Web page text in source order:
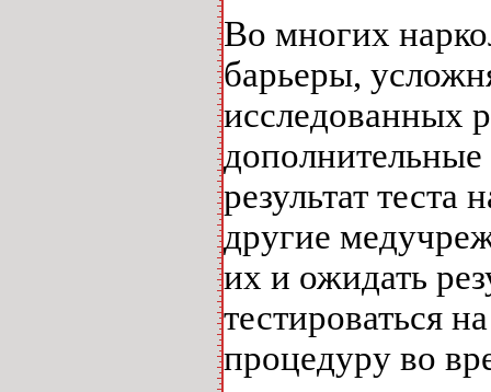
Во многих
барьеры,
исследованных
результат
другие
их и ожидать
тестироваться
процедуру во